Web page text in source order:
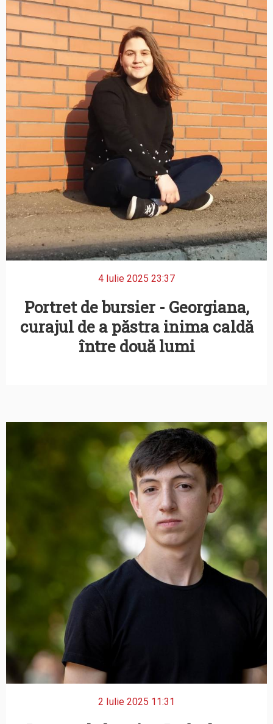
4 Iulie 2025 23:37
Portret de bursier - Georgiana,
curajul de a păstra inima caldă
între două lumi
2 Iulie 2025 11:31